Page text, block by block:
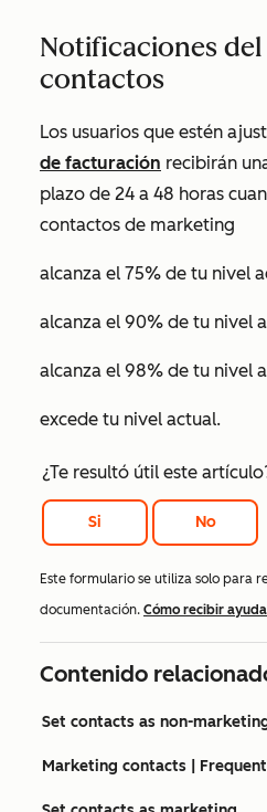
Notificaciones
contactos
Los usuarios que estén
de facturación recibirán
plazo de 24 a 48 horas
contactos de marketing
alcanza el 75% de tu nivel
alcanza el 90% de tu nivel
alcanza el 98% de tu nivel
excede tu nivel actual.
¿Te resultó útil este
Si No
Este formulario se utiliza solo para
documentación. Cómo recibir
Contenido
Set contacts as non-
Marketing contacts |